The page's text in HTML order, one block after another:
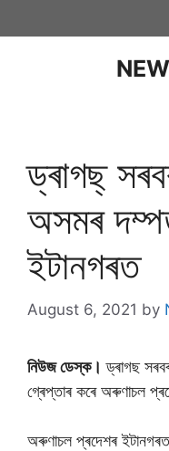
ড্ৰাগছ্
অসমৰ
ইটানগৰত
August 6, 2021 by
নিউজ ডেস্ক। ড্ৰাগছ
গ্ৰেপ্তাৰ কৰে অৰুণাচল
অৰুণাচল প্ৰদেশৰ